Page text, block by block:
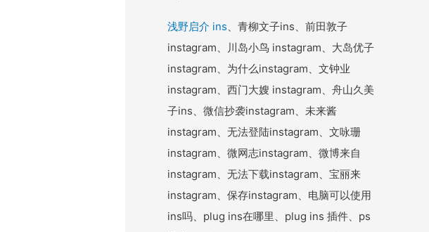
浅野启介 ins 、青柳文子ins、前田敦子
instagram、川岛小鸟 instagram、大岛优子
instagram、为什么instagram、文钟业
instagram、西门大嫂 instagram、舟山久美
子ins、微信抄袭instagram、未来酱
instagram、无法登陆instagram、文咏珊
instagram、微网志instagram、微博来自
instagram、无法下载instagram、宝丽来
instagram、保存instagram、电脑可以使用
ins吗、plug ins在哪里、plug ins 插件、ps